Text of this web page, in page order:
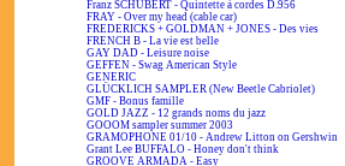
Franz SCHUBERT - Quintette à cordes D.956
FRAY - Over my head (cable car)
FREDERICKS + GOLDMAN + JONES - Des vies
FRENCH B - La vie est belle
GAY DAD - Leisure noise
GEFFEN - Swag American Style
GENERIC
GLÜCKLICH SAMPLER (New Beetle Cabriolet)
GMF - Bonus famille
GOLD JAZZ - 12 grands noms du jazz
GOOOM sampler summer 2003
GRAMOPHONE 01/10 - Andrew Litton on Gershwin
Grant Lee BUFFALO - Honey don't think
GROOVE ARMADA - Easy